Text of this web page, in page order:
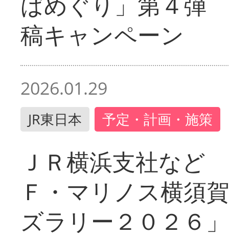
稿キャンペーン
2026.01.29
JR東日本 予定・計画・施策
ＪＲ横浜支社など
Ｆ・マリノス横須
ズラリー２０２６」